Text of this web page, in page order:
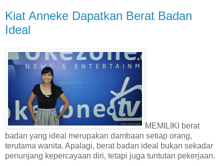
Kiat Anneke Dapatkan Berat Badan
Ideal
MEMILIKI berat
badan yang ideal merupakan dambaan setiap orang,
terutama wanita. Apalagi, berat badan ideal bukan sekadar
penunjang kepercayaan diri, tetapi juga tuntutan pekerjaan.